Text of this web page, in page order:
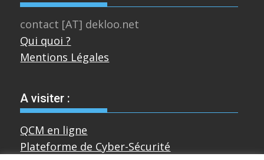
contact [AT] dekloo.net
Qui quoi ?
Mentions Légales
A visiter :
QCM en ligne
Plateforme de Cyber-Sécurité